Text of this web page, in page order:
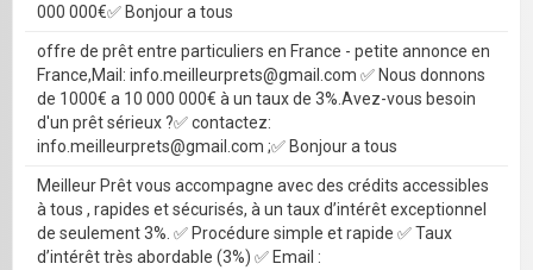
000 000€✅ Bonjour a tous
offre de prêt entre particuliers en France - petite annonce en
France,Mail: info.meilleurprets@gmail.com ✅ Nous donnons
de 1000€ a 10 000 000€ à un taux de 3%.Avez-vous besoin
d'un prêt sérieux ?✅ contactez:
info.meilleurprets@gmail.com ;✅ Bonjour a tous
Meilleur Prêt vous accompagne avec des crédits accessibles
à tous , rapides et sécurisés, à un taux d’intérêt exceptionnel
de seulement 3%. ✅ Procédure simple et rapide ✅ Taux
d’intérêt très abordable (3%) ✅ Email :